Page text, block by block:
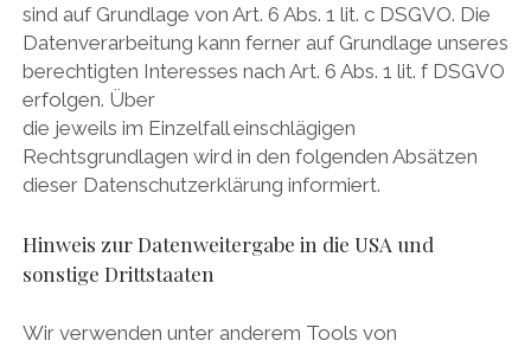
sind auf Grundlage von Art. 6 Abs. 1 lit. c DSGVO. Die
Datenverarbeitung kann ferner auf Grundlage unseres
berechtigten Interesses nach Art. 6 Abs. 1 lit. f DSGVO
erfolgen. Über
die jeweils im Einzelfall einschlägigen
Rechtsgrundlagen wird in den folgenden Absätzen
dieser Datenschutzerklärung informiert.
Hinweis zur Datenweitergabe in die USA und
sonstige Drittstaaten
Wir verwenden unter anderem Tools von